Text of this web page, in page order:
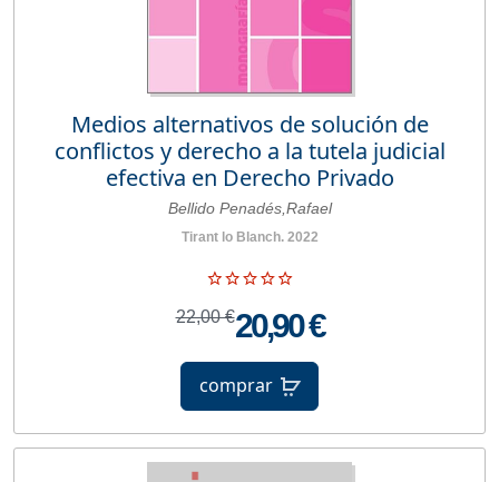
Medios alternativos de solución de
conflictos y derecho a la tutela judicial
efectiva en Derecho Privado
Bellido Penadés,Rafael
Tirant lo Blanch. 2022
22,00 €20,90 €
comprar